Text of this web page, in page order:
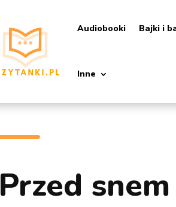
Audiobooki Bajki i
Inne
Przed snem